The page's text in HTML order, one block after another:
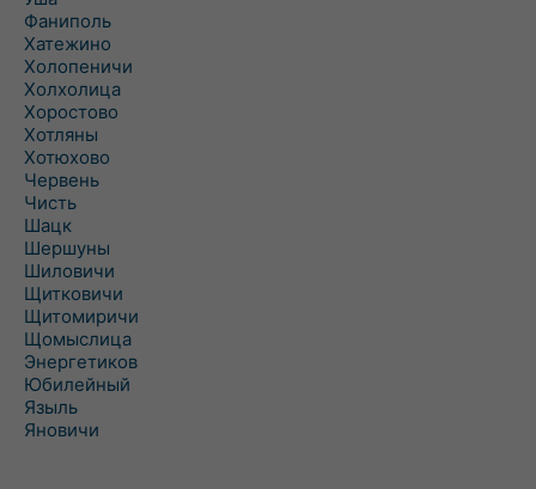
Фаниполь
Хатежино
Холопеничи
Холхолица
Хоростово
Хотляны
Хотюхово
Червень
Чисть
Шацк
Шершуны
Шиловичи
Щитковичи
Щитомиричи
Щомыслица
Энергетиков
Юбилейный
Языль
Яновичи